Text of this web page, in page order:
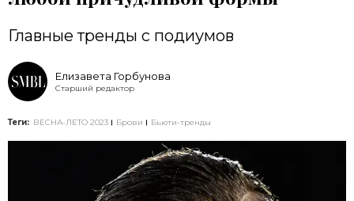
Главные тренды с подиумов
Елизавета Горбунова
Старший редактор
Теги: ВЕСНА-ЛЕТО 2023 Брови Бьюти-тренды